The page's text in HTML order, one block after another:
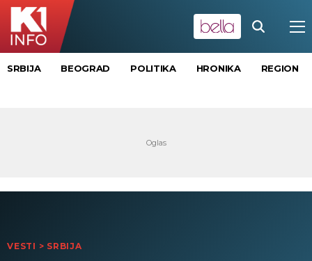
SRBIJA BEOGRAD POLITIKA HRONIKA REGION
VESTI > SRBIJA